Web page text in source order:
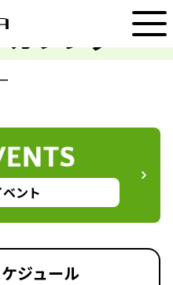
レンダー
ント
ジュール